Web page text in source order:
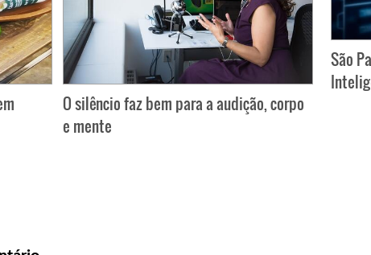
O silêncio faz bem para a audição, corpo
e mente
São